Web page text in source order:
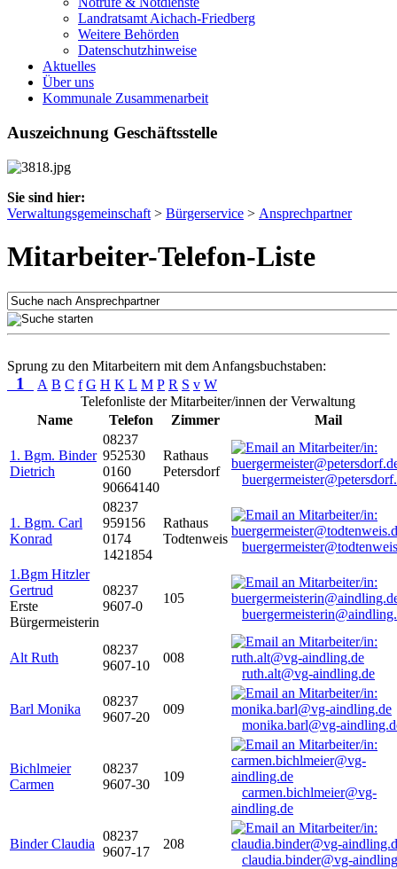
Landratsamt Aichach-Friedberg
Weitere Behörden
Datenschutzhinweise
Aktuelles
Über uns
Kommunale Zusammenarbeit
Auszeichnung Geschäftsstelle
Sie sind hier:
Verwaltungsgemeinschaft > Bürgerservice > Ansprechpartner
Mitarbeiter-Telefon-Liste
Sprung zu den Mitarbeitern mit dem Anfangsbuchstaben:
1 A B C f G H K L M P R S v W
Telefonliste der Mitarbeiter/innen der Verwaltung
Name
Telefon Zimmer Mail
1. Bgm. Binder
Dietrich
08237
952530
0160
90664140
Rathaus
Petersdorf
1. Bgm. Carl
Konrad
08237
959156
0174
1421854
Rathaus
Todtenweis
1.Bgm Hitzler
Gertrud
Erste
Bürgermeisterin
08237
9607-0
105
Alt Ruth
08237
9607-10
008
ruth.alt@vg-aindling.de
Barl Monika
08237
9607-20
009
monika.barl@vg-
Bichlmeier
Carmen
08237
9607-30
109
carmen.bichlmeier@vg-
aindling.de
Binder Claudia
08237
9607-17
208
claudia.binder@vg-